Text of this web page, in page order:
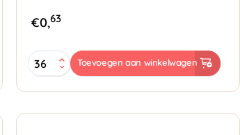
€0,63
PP
Acryl
48mmx60mtr
23my
Toevoegen aan winkelwagen